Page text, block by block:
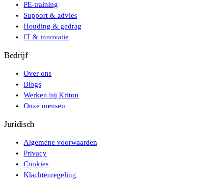
PE-training
Support & advies
Houding & gedrag
IT & innovatie
Bedrijf
Over ons
Blogs
Werken bij Kriton
Onze mensen
Juridisch
Algemene voorwaarden
Privacy
Cookies
Klachtenregeling